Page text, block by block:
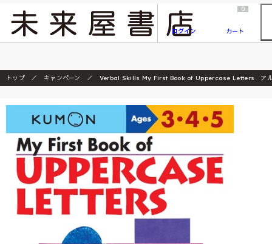
『ONE PIECE magazine 021 ONE PIECEカード付き同梱版』発売延期のご案内
ログイン
0
カート
トップ キャンペーン Verbal Skills My First Book of Uppercase Letters アル